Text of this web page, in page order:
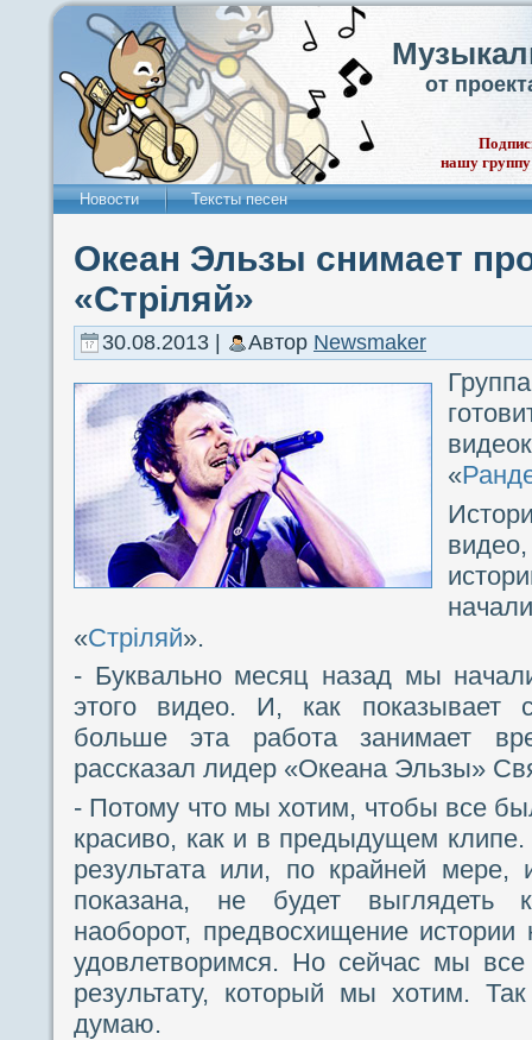
от
нашу
Новости Тексты песен
Океан Эльзы снимает
«Стрiляй»
30.08.2013 | Автор Newsmaker
«
«Стрiляй».
- Буквально месяц назад мы
этого видео. И, как показывает
больше эта работа занимает
рассказал лидер «Океана Эльзы»
- Потому что мы хотим, чтобы все
красиво, как и в предыдущем
результата или, по крайней мере,
показана, не будет выглядеть
наоборот, предвосхищение
удовлетворимся. Но сейчас мы
результату, который мы хотим.
думаю.